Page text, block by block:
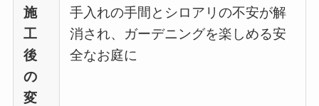
施
工
後
の
変
手入れの手間とシロアリの不安が解
消され、ガーデニングを楽しめる安
全なお庭に